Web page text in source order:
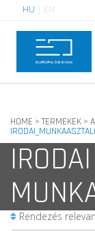
HU EN
HOME > TERMEKEK >
IRODAI
Rendezés